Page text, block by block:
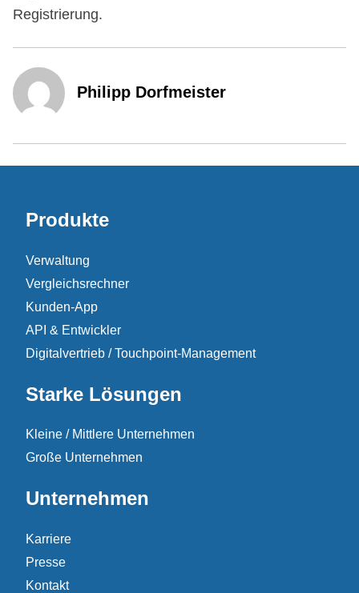
Registrierung.
Philipp Dorfmeister
Produkte
Verwaltung
Vergleichsrechner
Kunden-App
API & Entwickler
Digitalvertrieb / Touchpoint-Management
Starke Lösungen
Kleine / Mittlere Unternehmen
Große Unternehmen
Unternehmen
Karriere
Presse
Kontakt